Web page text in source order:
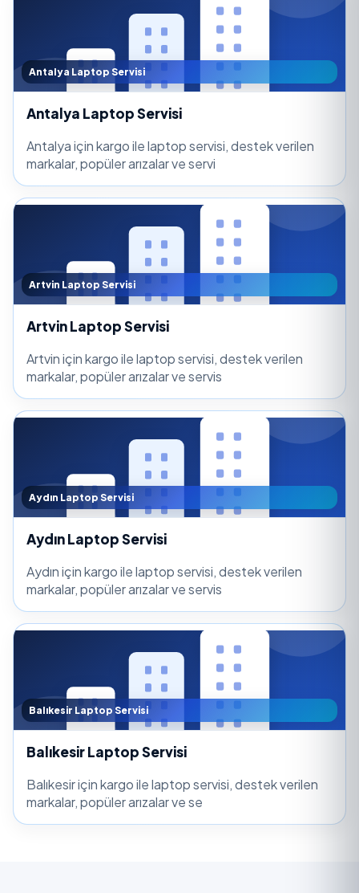
Antalya Laptop Servisi
Antalya Laptop Servisi
Antalya için kargo ile laptop servisi, destek verilen
markalar, popüler arızalar ve servi
Artvin Laptop Servisi
Artvin Laptop Servisi
Artvin için kargo ile laptop servisi, destek verilen
markalar, popüler arızalar ve servis
Aydın Laptop Servisi
Aydın Laptop Servisi
Aydın için kargo ile laptop servisi, destek verilen
markalar, popüler arızalar ve servis
Balıkesir Laptop Servisi
Balıkesir Laptop Servisi
Balıkesir için kargo ile laptop servisi, destek verilen
markalar, popüler arızalar ve se